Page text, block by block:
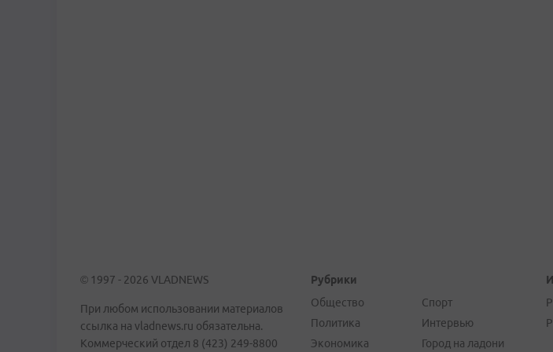
© 1997 - 2026 VLADNEWS
При любом использовании материалов
ссылка на vladnews.ru обязательна.
Коммерческий отдел 8 (423) 249-8800
Рубрики
Общество
Политика
Экономика
Спорт
Интервью
Город на ладони